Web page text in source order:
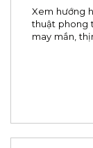
Hải Dương
Gia Lai
Bình Định
Xem hướng
thuật phong
may mắn,